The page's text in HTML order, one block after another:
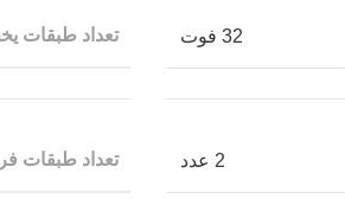
32 فوت تعداد طبقات
2 عدد تعداد طبقات